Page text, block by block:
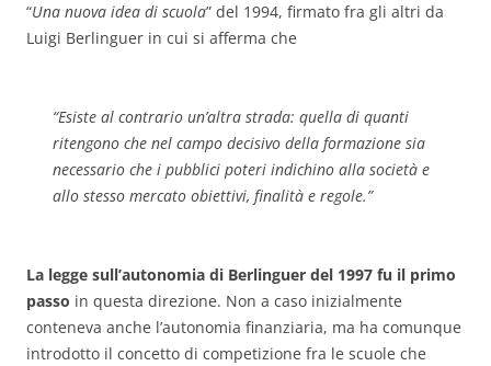
“Una nuova idea di scuola” del 1994, firmato fra gli altri da
Luigi Berlinguer in cui si afferma che
“Esiste al contrario un’altra strada: quella di quanti
ritengono che nel campo decisivo della formazione sia
necessario che i pubblici poteri indichino alla società e
allo stesso mercato obiettivi, finalità e regole.”
La legge sull’autonomia di Berlinguer del 1997 fu il primo
passo in questa direzione. Non a caso inizialmente
conteneva anche l’autonomia finanziaria, ma ha comunque
introdotto il concetto di competizione fra le scuole che